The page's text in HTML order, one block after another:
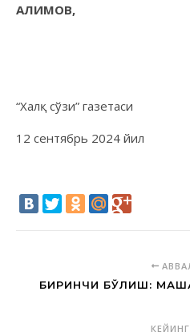
АЛИМОВ,
“Халқ сўзи” газетаси
12 сентябрь 2024 йил
БИРИНЧИ БЎЛИШ: